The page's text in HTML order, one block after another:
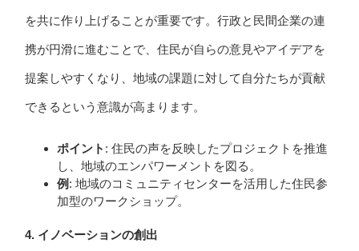
を共に作り上げることが重要です。行政と民間企業の連
携が円滑に進むことで、住民が自らの意見やアイデアを
提案しやすくなり、地域の課題に対して自分たちが貢献
できるという意識が高まります。
ポイント : 住民の声を反映したプロジェクトを推進
し、地域のエンパワーメントを図る。
例 : 地域のコミュニティセンターを活用した住民参
加型のワークショップ。
4. イノベーションの創出